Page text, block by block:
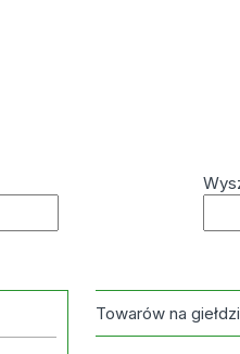
Towarów na